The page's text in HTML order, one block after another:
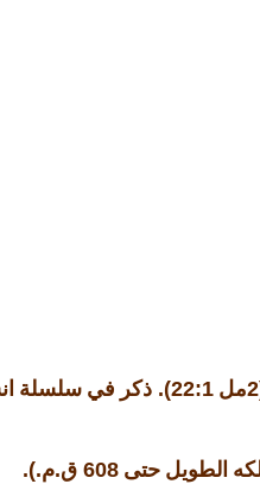
مل 22:1). ذكر في سلسلة
الطويل حتى 608 ق.م.).